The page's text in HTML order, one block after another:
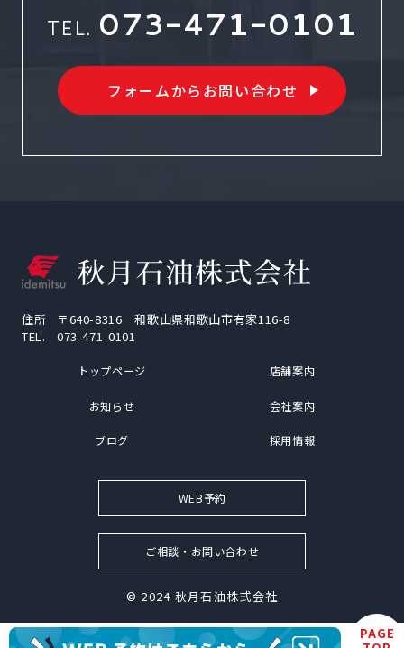
TEL. 073-471-0101
フォームからお問い合わせ
住所
〒640-8316 和歌山県和歌山市有家116-8
TEL.
073-471-0101
トップページ 店舗案内
お知らせ 会社案内
ブログ 採用情報
WEB予約
ご相談・お問い合わせ
© 2024 秋月石油株式会社
PAGE